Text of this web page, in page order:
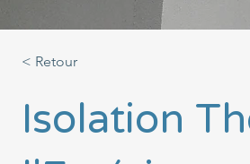
< Retour
Isolation